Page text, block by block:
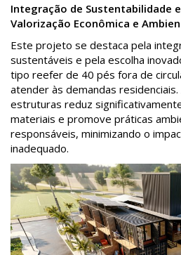
Integração de Sustentabilidade
Valorização Econômica e
Este projeto se destaca pela
sustentáveis e pela escolha
tipo reefer de 40 pés fora de
atender às demandas
estruturas reduz
materiais e promove práticas
responsáveis, minimizando o
inadequado.